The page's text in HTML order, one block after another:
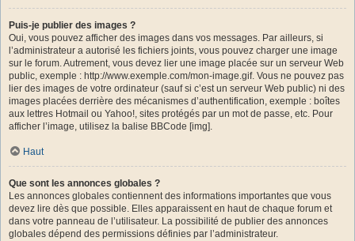
Puis-je publier des images ?
Oui, vous pouvez afficher des images dans vos messages. Par ailleurs, si
l’administrateur a autorisé les fichiers joints, vous pouvez charger une image
sur le forum. Autrement, vous devez lier une image placée sur un serveur Web
public, exemple : http://www.exemple.com/mon-image.gif. Vous ne pouvez pas
lier des images de votre ordinateur (sauf si c’est un serveur Web public) ni des
images placées derrière des mécanismes d’authentification, exemple : boîtes
aux lettres Hotmail ou Yahoo!, sites protégés par un mot de passe, etc. Pour
afficher l’image, utilisez la balise BBCode [img].
Haut
Que sont les annonces globales ?
Les annonces globales contiennent des informations importantes que vous
devez lire dès que possible. Elles apparaissent en haut de chaque forum et
dans votre panneau de l’utilisateur. La possibilité de publier des annonces
globales dépend des permissions définies par l’administrateur.